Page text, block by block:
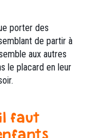
porter des
de partir à
aux autres
le placard en leur
il faut